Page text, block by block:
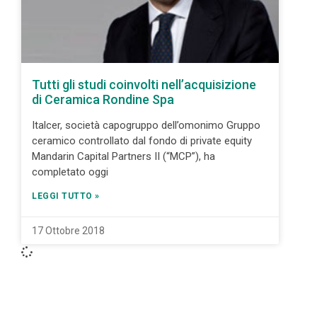
Tutti gli studi coinvolti nell’acquisizione
di Ceramica Rondine Spa
Italcer, società capogruppo dell’omonimo Gruppo
ceramico controllato dal fondo di private equity
Mandarin Capital Partners II (“MCP”), ha
completato oggi
LEGGI TUTTO »
17 Ottobre 2018